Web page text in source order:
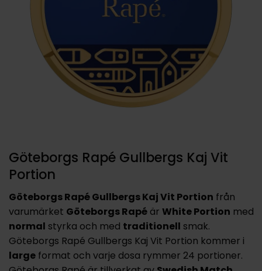
Göteborgs Rapé Gullbergs Kaj Vit
Portion
Göteborgs Rapé Gullbergs Kaj Vit Portion från
varumärket Göteborgs Rapé är White Portion med
normal styrka och med traditionell smak.
Göteborgs Rapé Gullbergs Kaj Vit Portion kommer i
large format och varje dosa rymmer 24 portioner.